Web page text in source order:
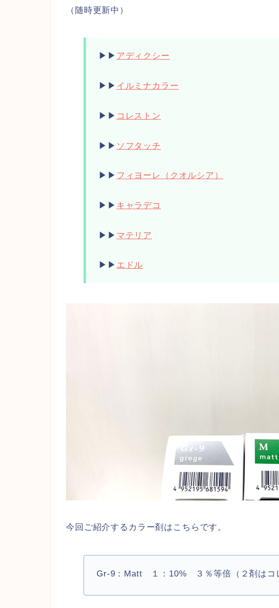
（随時更新中）
▶︎▶︎ アディクシー
▶︎▶︎ イルミナカラー
▶︎▶︎ コレストン
▶︎▶︎ ソフタッチ
▶︎▶︎ フィヨーレ（クオルシア）
▶︎▶︎ キャラデコ
▶︎▶︎ マテリア
▶︎▶︎ エドル
今回ご紹介するカラー剤はこちらです。
Gr-9：Matt １：10% ３％等倍（２剤はコ